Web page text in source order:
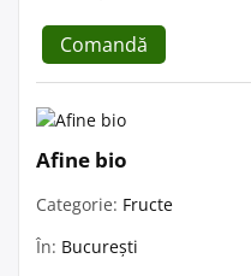
Comandă
Afine bio
Categorie: Fructe
În: București